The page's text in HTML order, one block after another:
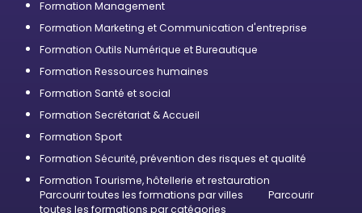
Formation Management
Formation Marketing et Communication d'entreprise
Formation Outils Numérique et Bureautique
Formation Ressources humaines
Formation Santé et social
Formation Secrétariat & Accueil
Formation Sport
Formation Sécurité, prévention des risques et qualité
Formation Tourisme, hôtellerie et restauration
Parcourir toutes les formations par villes
Parcourir
toutes les formations par catégories